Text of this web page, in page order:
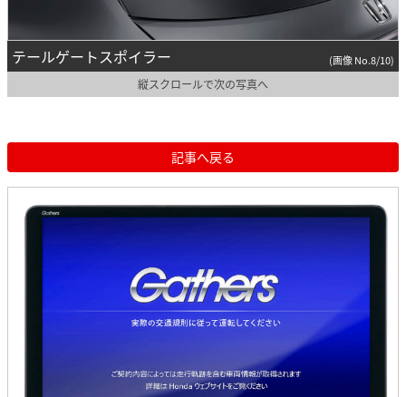
テールゲートスポイラー (画像 No.8/10)
縦スクロールで次の写真へ
記事へ戻る